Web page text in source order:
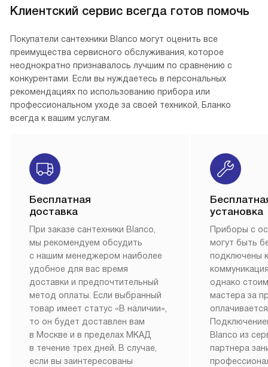
Клиентский сервис всегда готов помочь
Покупатели сантехники Blanco могут оценить все
преимущества сервисного обслуживания, которое
неоднократно признавалось лучшим по сравнению с
конкурентами. Если вы нуждаетесь в персональных
рекомендациях по использованию прибора или
профессиональном уходе за своей техникой, Бланко
всегда к вашим услугам.
Бесплатная
доставка
При заказе сантехники Blanco,
мы рекомендуем обсудить
с нашим менеджером наиболее
удобное для вас время
доставки и предпочтительный
метод оплаты. Если выбранный
товар имеет статус «В наличии»,
то он будет доставлен вам
в Москве и в пределах МКАД
в течение трех дней. В случае,
если вы заинтересованы
установка
Приборы с
могут быть
подключены
однако
мастера за
Blanco из
партнера